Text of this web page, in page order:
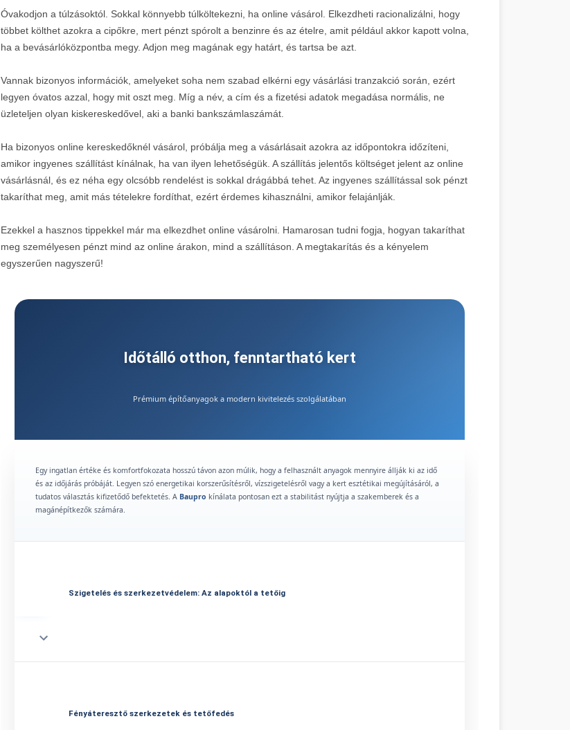
Óvakodjon a túlzásoktól. Sokkal könnyebb túlköltekezni, ha online vásárol. Elkezdheti racionalizálni, hogy
többet költhet azokra a cipőkre, mert pénzt spórolt a benzinre és az ételre, amit például akkor kapott volna,
ha a bevásárlóközpontba megy. Adjon meg magának egy határt, és tartsa be azt.
Vannak bizonyos információk, amelyeket soha nem szabad elkérni egy vásárlási tranzakció során, ezért
legyen óvatos azzal, hogy mit oszt meg. Míg a név, a cím és a fizetési adatok megadása normális, ne
üzleteljen olyan kiskereskedővel, aki a banki bankszámlaszámát.
Ha bizonyos online kereskedőknél vásárol, próbálja meg a vásárlásait azokra az időpontokra időzíteni,
amikor ingyenes szállítást kínálnak, ha van ilyen lehetőségük. A szállítás jelentős költséget jelent az online
vásárlásnál, és ez néha egy olcsóbb rendelést is sokkal drágábbá tehet. Az ingyenes szállítással sok pénzt
takaríthat meg, amit más tételekre fordíthat, ezért érdemes kihasználni, amikor felajánlják.
Ezekkel a hasznos tippekkel már ma elkezdhet online vásárolni. Hamarosan tudni fogja, hogyan takaríthat
meg személyesen pénzt mind az online árakon, mind a szállításon. A megtakarítás és a kényelem
egyszerűen nagyszerű!
Időtálló otthon, fenntartható kert
Prémium építőanyagok a modern kivitelezés szolgálatában
Egy ingatlan értéke és komfortfokozata hosszú távon azon múlik, hogy a felhasznált anyagok mennyire állják ki az idő
és az időjárás próbáját. Legyen szó energetikai korszerűsítésről, vízszigetelésről vagy a kert esztétikai megújításáról, a
tudatos választás kifizetődő befektetés. A Baupro kínálata pontosan ezt a stabilitást nyújtja a szakemberek és a
magánépítkezők számára.
Szigetelés és szerkezetvédelem: Az alapoktól a tetőig
lap szigetelés
alkalmazása elengedhetetlen. A természetes anyagok kedvelői számára a kiváló tűzállóságú és
Fényáteresztő szerkezetek és tetőfedés